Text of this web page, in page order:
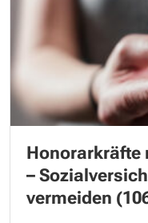
Honorarkräfte
–
vermeiden